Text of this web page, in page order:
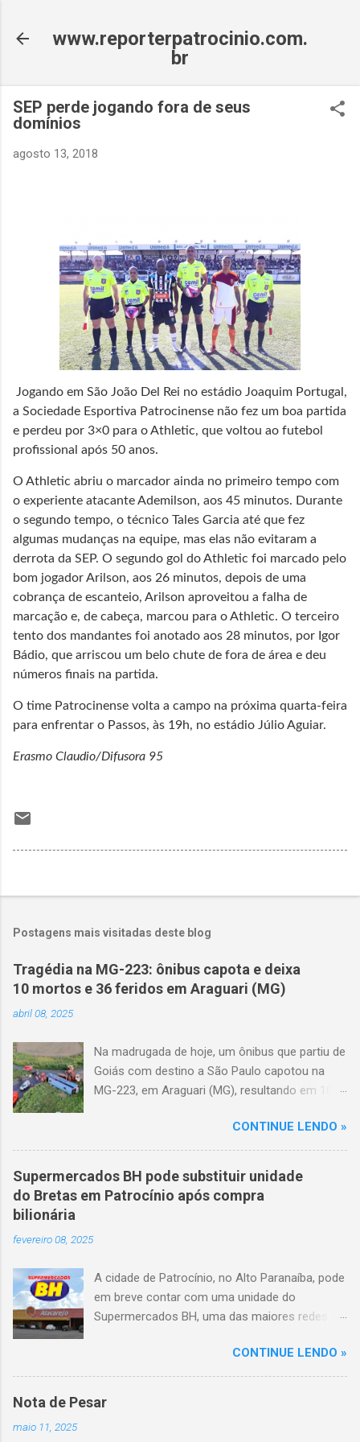
www.reporterpatrocinio.com.
br
SEP perde jogando fora de seus
domínios
agosto 13, 2018
Jogando em São João Del Rei no estádio Joaquim Portugal,
a Sociedade Esportiva Patrocinense não fez um boa partida
e perdeu por 3×0 para o Athletic, que voltou ao futebol
profissional após 50 anos.
O Athletic abriu o marcador ainda no primeiro tempo com
o experiente atacante Ademilson, aos 45 minutos. Durante
o segundo tempo, o técnico Tales Garcia até que fez
algumas mudanças na equipe, mas elas não evitaram a
derrota da SEP. O segundo gol do Athletic foi marcado pelo
bom jogador Arilson, aos 26 minutos, depois de uma
cobrança de escanteio, Arilson aproveitou a falha de
marcação e, de cabeça, marcou para o Athletic. O terceiro
tento dos mandantes foi anotado aos 28 minutos, por Igor
Bádio, que arriscou um belo chute de fora de área e deu
números finais na partida.
O time Patrocinense volta a campo na próxima quarta-feira
para enfrentar o Passos, às 19h, no estádio Júlio Aguiar.
Erasmo Claudio/Difusora 95
Postagens mais visitadas deste blog
Tragédia na MG-223: ônibus capota e deixa
10 mortos e 36 feridos em Araguari (MG)
abril 08, 2025
Na madrugada de hoje, um ônibus que partiu de
Goiás com destino a São Paulo capotou na
MG-223, em Araguari (MG), resultando em 10
volta das 3h40, próximo ao trevo de Queixinho,
quando o motorista perdeu o controle do
veículo, atravessou o canteiro central e
capotou em uma alça de acesso. Entre as
vítimas fatais, há duas crianças de
CONTINUE LENDO »
Supermercados BH pode substituir unidade
do Bretas em Patrocínio após compra
bilionária
fevereiro 08, 2025
A cidade de Patrocínio, no Alto Paranaíba, pode
em breve contar com uma unidade do
Supermercados BH, uma das maiores redes do
o braço mineiro da rede Bretas por R$ 716
milhões, conforme anunciado na última sexta-
CONTINUE LENDO »
Nota de Pesar
maio 11, 2025